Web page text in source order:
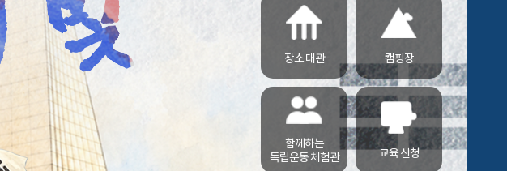
장소 대관 캠핑장
함께하는
독립운동 체험관
교육 신청